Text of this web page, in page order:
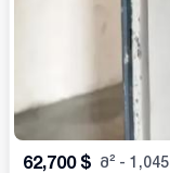
62,700 $ მ² - 1,045